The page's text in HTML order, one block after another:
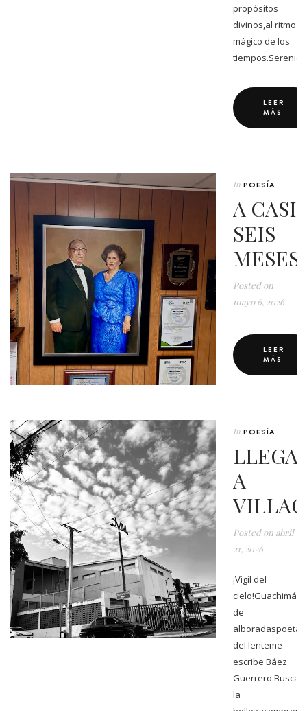
propósitos
divinos,al ritmo
mágico de los
LEER
MÁS
In POESÍA
A CASI
SEIS
MESES
Posted on
mayo 6, 2026
LEER
MÁS
In POESÍA
A
Posted on abril
21, 2026
¡Vigil del
cielo!Guachimán
de
alboradaspoeta
del lenteme
escribe Báez
Guerrero.Buscar
la